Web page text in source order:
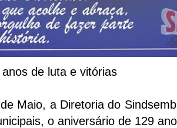
de luta e vitórias
Maio, a Diretoria do
o aniversário de 129